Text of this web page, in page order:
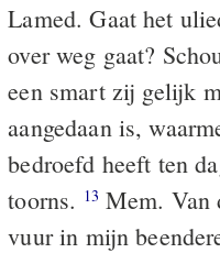
Lamed. Gaat het
over weg gaat?
een smart zij gelijk
aangedaan is,
bedroefd heeft ten
toorns. 13 Mem. Van
vuur in mijn